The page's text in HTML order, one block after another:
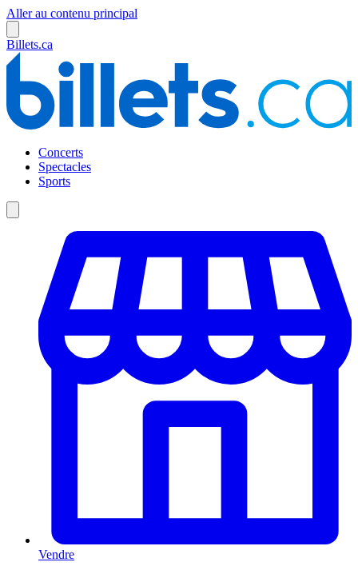
Aller au contenu principal
Billets.ca
Concerts
Spectacles
Sports
Vendre